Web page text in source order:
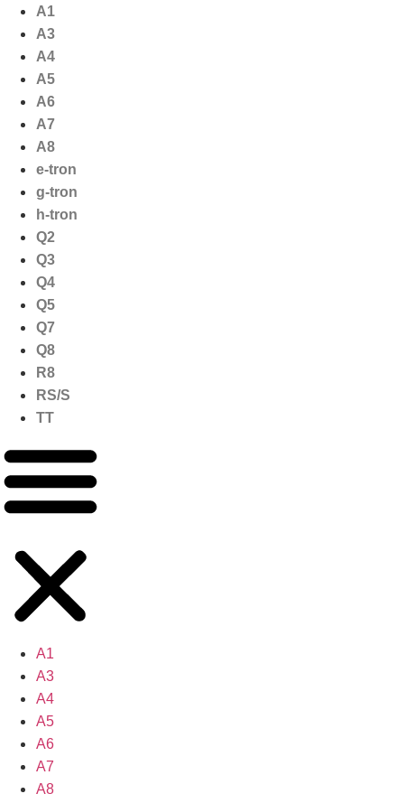
naar
inhoud
A1
A3
A4
A5
A6
A7
A8
e-tron
g-tron
h-tron
Q2
Q3
Q4
Q5
Q7
Q8
R8
RS/S
TT
A1
A3
A4
A5
A6
A7
A8